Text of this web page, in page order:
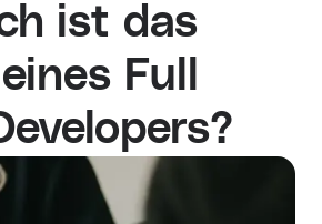
ist das
Full